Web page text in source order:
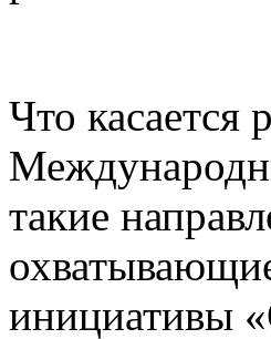
Что
такие
инициативы